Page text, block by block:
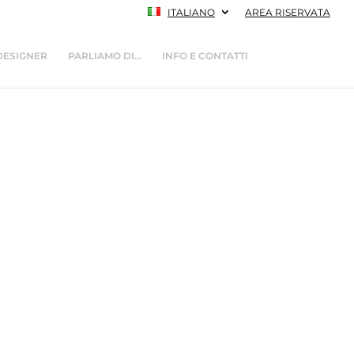
ITALIANO AREA RISERVATA
PARLIAMO DI… INFO E CONTATTI